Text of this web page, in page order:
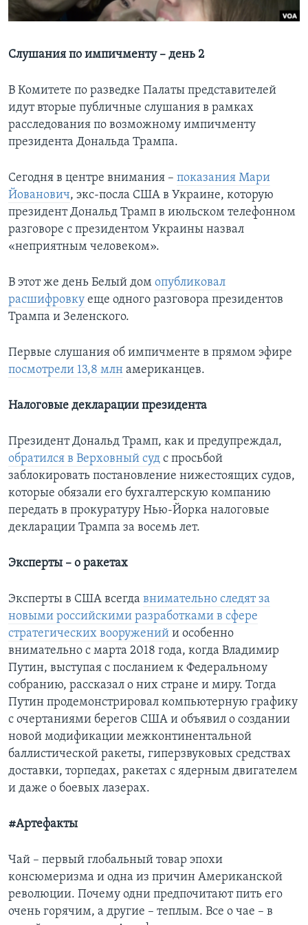
Learning English
СОЦИАЛЬНЫЕ СЕТИ
Языки
Слушания по импичменту – день 2
В Комитете по разведке Палаты представителей
идут вторые публичные слушания в рамках
расследования по возможному импичменту
президента Дональда Трампа.
Сегодня в центре внимания – показания Мари
Йованович, экс-посла США в Украине, которую
президент Дональд Трамп в июльском телефонном
разговоре с президентом Украины назвал
«неприятным человеком».
В этот же день Белый дом опубликовал
расшифровку еще одного разговора президентов
Трампа и Зеленского.
Первые слушания об импичменте в прямом эфире
посмотрели 13,8 млн американцев.
Налоговые декларации президента
Президент Дональд Трамп, как и предупреждал,
обратился в Верховный суд с просьбой
заблокировать постановление нижестоящих судов,
которые обязали его бухгалтерскую компанию
передать в прокуратуру Нью-Йорка налоговые
декларации Трампа за восемь лет.
Эксперты – о ракетах
Эксперты в США всегда внимательно следят за
новыми российскими разработками в сфере
стратегических вооружений и особенно
внимательно с марта 2018 года, когда Владимир
Путин, выступая с посланием к Федеральному
собранию, рассказал о них стране и миру. Тогда
Путин продемонстрировал компьютерную графику
с очертаниями берегов США и объявил о создании
новой модификации межконтинентальной
баллистической ракеты, гиперзвуковых средствах
доставки, торпедах, ракетах с ядерным двигателем
и даже о боевых лазерах.
#Артефакты
Чай – первый глобальный товар эпохи
консюмеризма и одна из причин Американской
революции. Почему одни предпочитают пить его
очень горячим, а другие – теплым. Все о чае – в